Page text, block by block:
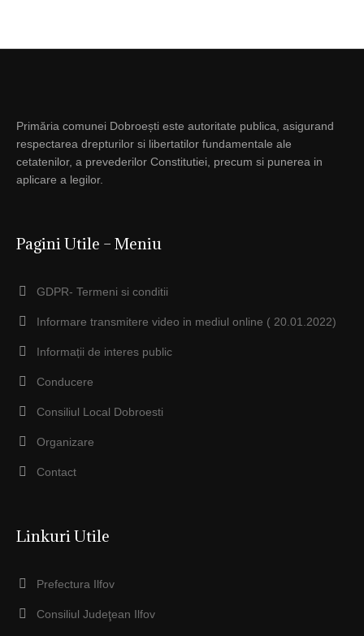
Primăria comunei Dobroești este autoritate publica, asigurand
respectarea drepturilor si libertatilor fundamentale ale
cetatenilor, a prevederilor Constitutiei, precum si punerea in
aplicare a legilor.
Pagini Utile – Meniu
GDPR- Termeni si conditii
Informare transmitere video in mediul online ( 20.01.2022)
Informații de interes public
Conducere
Consiliul Local Dobroesti
Organizare
Contact
Linkuri Utile
Prefectura Ilfov
Consiliul Judeţean Ilfov